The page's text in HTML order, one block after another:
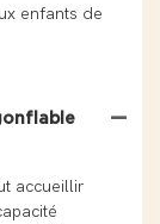
enfants de
accueillir